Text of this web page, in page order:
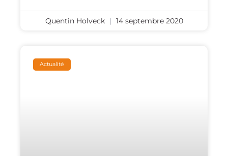
Quentin Holveck 14 septembre 2020
Actualité